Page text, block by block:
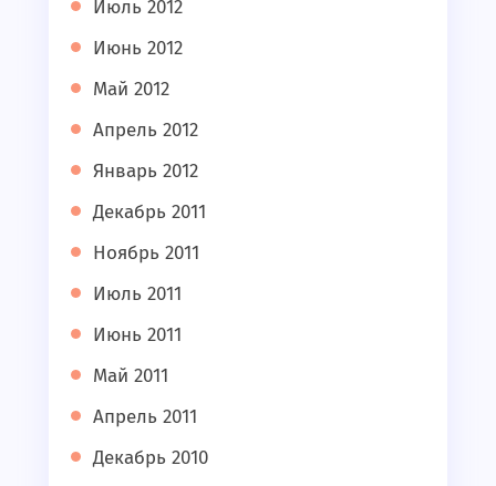
Июль 2012
Июнь 2012
Май 2012
Апрель 2012
Январь 2012
Декабрь 2011
Ноябрь 2011
Июль 2011
Июнь 2011
Май 2011
Апрель 2011
Декабрь 2010